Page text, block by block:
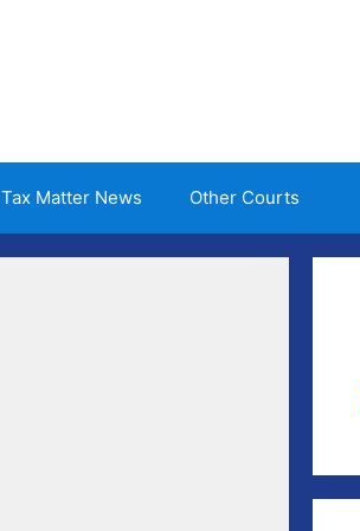
Tax Matter News Other Courts